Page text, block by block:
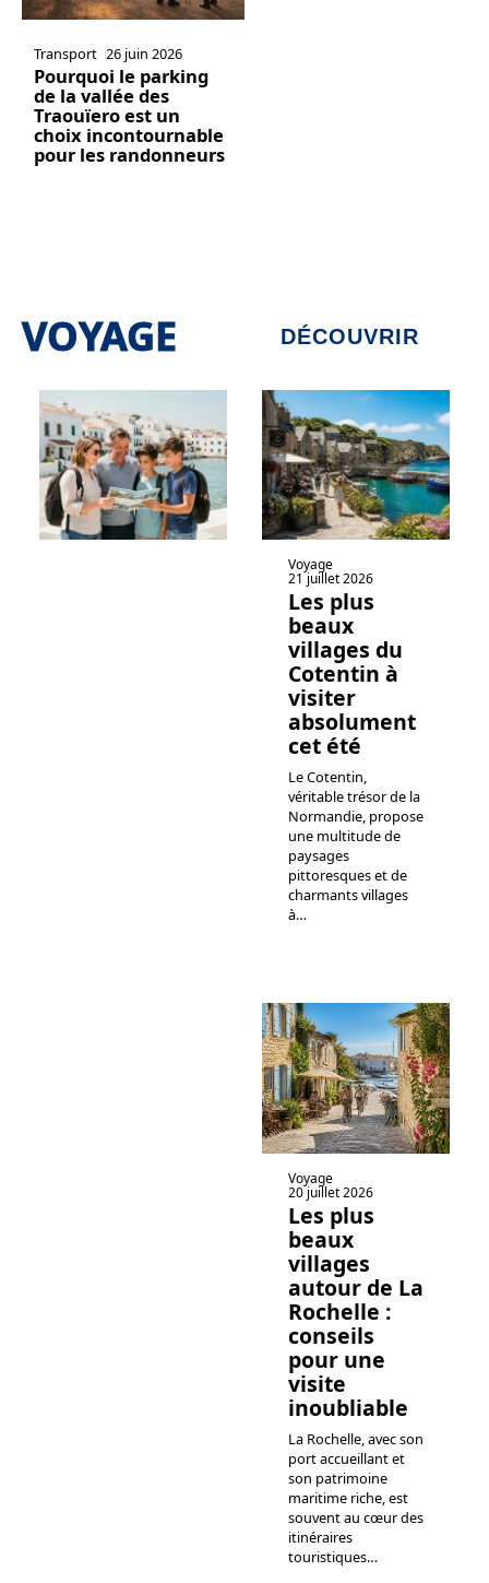
Transport 26 juin 2026
Pourquoi le parking
de la vallée des
Traouïero est un
choix incontournable
pour les randonneurs
VOYAGE DÉCOUVRIR
Voyage
21 juillet 2026
Les plus
beaux
villages du
Cotentin à
visiter
absolument
cet été
Le Cotentin,
véritable trésor de la
Normandie, propose
une multitude de
paysages
pittoresques et de
charmants villages
à…
Voyage
20 juillet 2026
Les plus
beaux
villages
autour de La
Rochelle :
conseils
pour une
visite
inoubliable
La Rochelle, avec son
port accueillant et
son patrimoine
maritime riche, est
souvent au cœur des
itinéraires
touristiques…